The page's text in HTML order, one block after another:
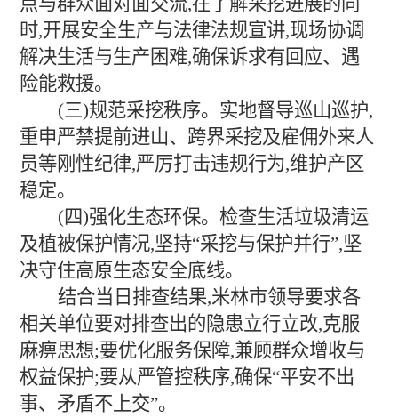
时,开展安全生产与法律法规宣讲,现场协调
解决生活与生产困难,确保诉求有回应、遇
险能救援。
(三)规范采挖秩序。实地督导巡山巡护,
重申严禁提前进山、跨界采挖及雇佣外来人
员等刚性纪律,严厉打击违规行为,维护产区
稳定。
(四)强化生态环保。检查生活垃圾清运
及植被保护情况,坚持“采挖与保护并行”,坚
决守住高原生态安全底线。
结合当日排查结果,米林市领导要求各
相关单位要对排查出的隐患立行立改,克服
麻痹思想;要优化服务保障,兼顾群众增收与
权益保护;要从严管控秩序,确保“平安不出
事、矛盾不上交”。